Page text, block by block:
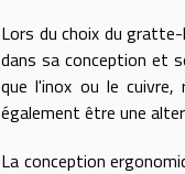
Lors du choix du
dans sa conception et
que l'inox ou le cuivre,
également être une
La conception